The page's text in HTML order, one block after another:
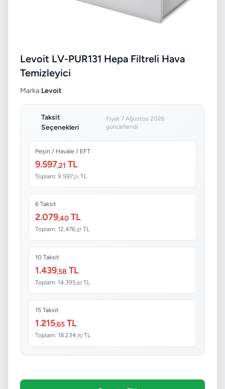
Levoit LV-PUR131 Hepa Filtreli Hava
Temizleyici
Marka:Levoit
Taksit
Seçenekleri
Fiyat 7 Ağustos 2026
güncellendi
Peşin / Havale / EFT
9.597,21 TL
Toplam: 9.597,21 TL
6 Taksit
2.079,40 TL
Toplam: 12.476,37 TL
10 Taksit
1.439,58 TL
Toplam: 14.395,81 TL
15 Taksit
1.215,65 TL
Toplam: 18.234,70 TL